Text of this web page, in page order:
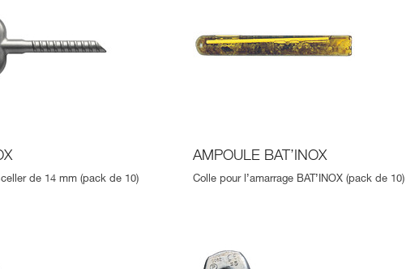
de 14 mm (pack de 10)
AMPOULE BAT’INOX
Colle pour l’amarrage BAT’INOX (pack de 10)